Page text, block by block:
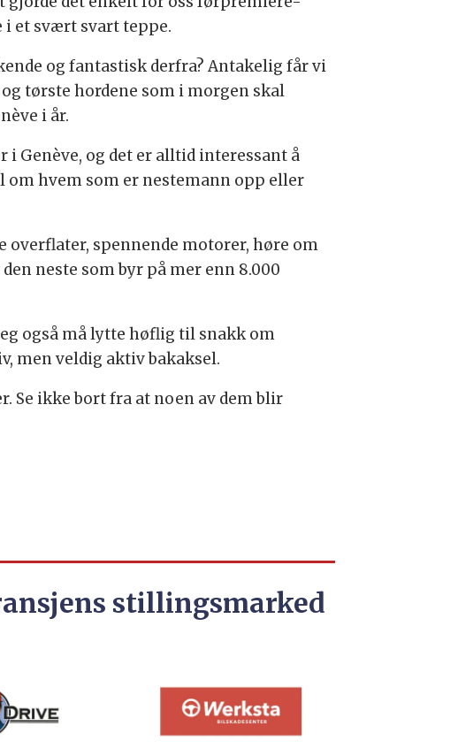
i et svært svart teppe.
og fantastisk derfra? Antakelig får vi
tørste hordene som i morgen skal
i år.
Genève, og det er alltid interessant å
om hvem som er nestemann opp eller
overflater, spennende motorer, høre om
neste som byr på mer enn 8.000
også må lytte høflig til snakk om
men veldig aktiv bakaksel.
Se ikke bort fra at noen av dem blir
stillingsmarked